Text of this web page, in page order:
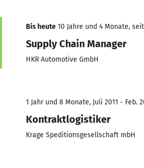
Bis heute 10 Jahre und 4 Monate,
Supply Chain Manager
HKR Automotive GmbH
1 Jahr und 8 Monate, Juli 2011 - Feb.
Kontraktlogistiker
Krage Speditionsgesellschaft mbH